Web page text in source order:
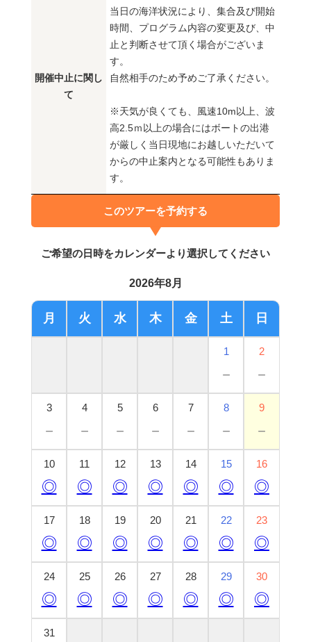
開催中止に関し
て
当日の海洋状況により、集合及び開始
時間、プログラム内容の変更及び、中
止と判断させて頂く場合がございま
す。
自然相手のため予めご了承ください。
※天気が良くても、風速10m以上、波
高2.5ｍ以上の場合にはボートの出港
が厳しく当日現地にお越しいただいて
からの中止案内となる可能性もありま
す。
このツアーを予約する
ご希望の日時をカレンダーより選択してください
2026年8月
月 火 水 木 金 土 日
1
－
2
－
3
－
4
－
5
－
6
－
7
－
8
－
9
－
10
◎
11
◎
12
◎
13
◎
14
◎
15
◎
16
◎
17
◎
18
◎
19
◎
20
◎
21
◎
22
◎
23
◎
24
◎
25
◎
26
◎
27
◎
28
◎
29
◎
30
◎
31